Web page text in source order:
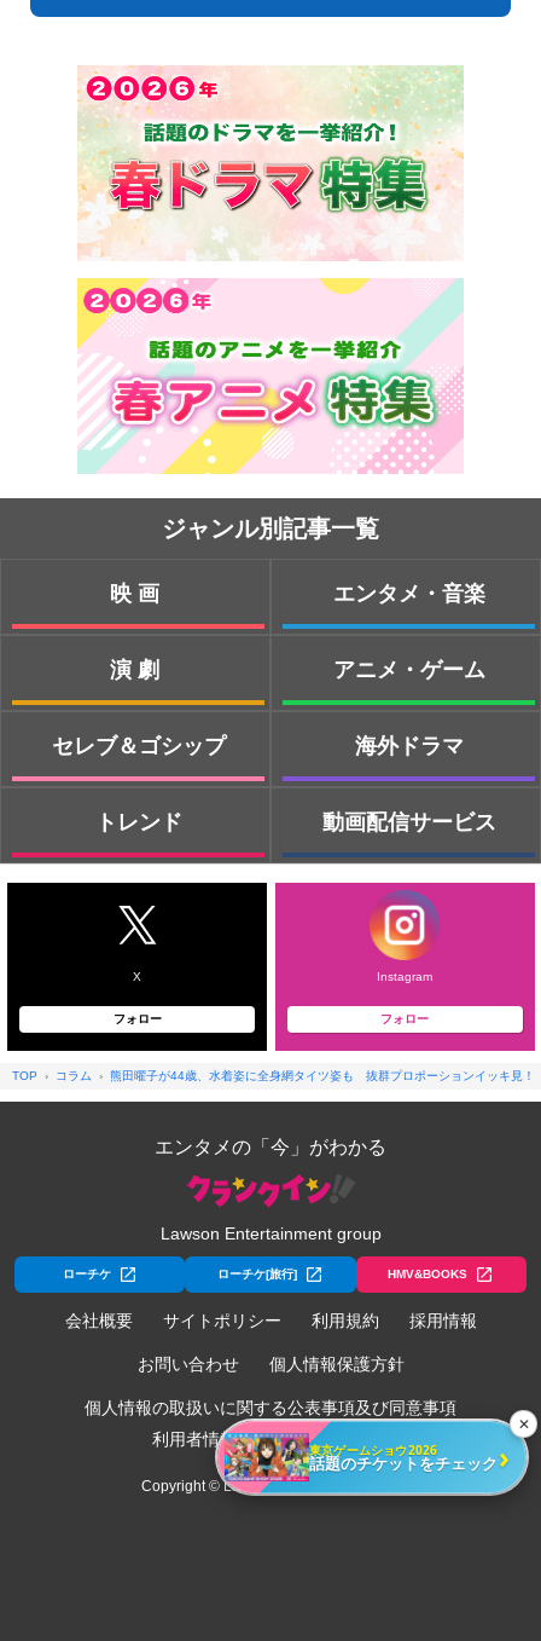
ジャンル別記事一覧
映画
演劇
セレブ＆ゴシップ
トレンド
エンタメ・音楽
アニメ・ゲーム
海外ドラマ
動画配信サービス
X
フォロー
Instagram
フォロー
TOP コラム 熊田曜子が44歳、水着姿に全身網タイツ姿も 抜群プロポーションイッキ見！
エンタメの「今」がわかる
Lawson Entertainment group
ローチケ ローチケ[旅行] HMV&BOOKS
会社概要 サイトポリシー 利用規約 採用情報
お問い合わせ 個人情報保護方針
個人情報の取扱いに関する公表事項及び同意事項
利用者情報の外部送信について
Copyright © Lawson Entertainment, Inc.
✕
東京ゲームショウ2026
話題のチケットをチェック ›